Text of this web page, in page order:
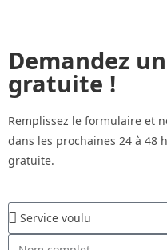
Demandez
gratuite !
Remplissez le formulaire et
dans les prochaines 24 à 48
gratuite.